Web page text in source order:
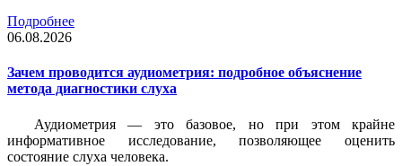
Подробнее
06.08.2026
Зачем проводится аудиометрия: подробное объяснение
метода диагностики слуха
Аудиометрия — это базовое, но при этом крайне
информативное исследование, позволяющее оценить
состояние слуха человека.